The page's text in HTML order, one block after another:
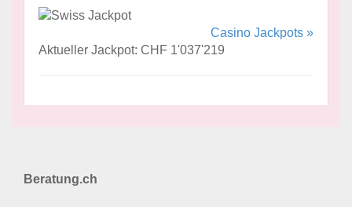
Casino Jackpots »
Aktueller Jackpot: CHF 1'037'219
Beratung.ch